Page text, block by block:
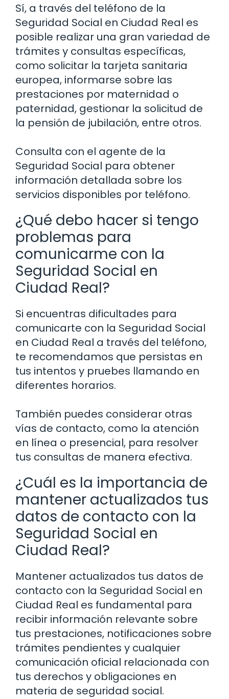
Sí, a través del teléfono de la
Seguridad Social en Ciudad Real es
posible realizar una gran variedad de
trámites y consultas específicas,
como solicitar la tarjeta sanitaria
europea, informarse sobre las
prestaciones por maternidad o
paternidad, gestionar la solicitud de
la pensión de jubilación, entre otros.
Consulta con el agente de la
Seguridad Social para obtener
información detallada sobre los
servicios disponibles por teléfono.
¿Qué debo hacer si tengo
problemas para
comunicarme con la
Seguridad Social en
Ciudad Real?
Si encuentras dificultades para
comunicarte con la Seguridad Social
en Ciudad Real a través del teléfono,
te recomendamos que persistas en
tus intentos y pruebes llamando en
diferentes horarios.
También puedes considerar otras
vías de contacto, como la atención
en línea o presencial, para resolver
tus consultas de manera efectiva.
¿Cuál es la importancia de
mantener actualizados tus
datos de contacto con la
Seguridad Social en
Ciudad Real?
Mantener actualizados tus datos de
contacto con la Seguridad Social en
Ciudad Real es fundamental para
recibir información relevante sobre
tus prestaciones, notificaciones sobre
trámites pendientes y cualquier
comunicación oficial relacionada con
tus derechos y obligaciones en
materia de seguridad social.